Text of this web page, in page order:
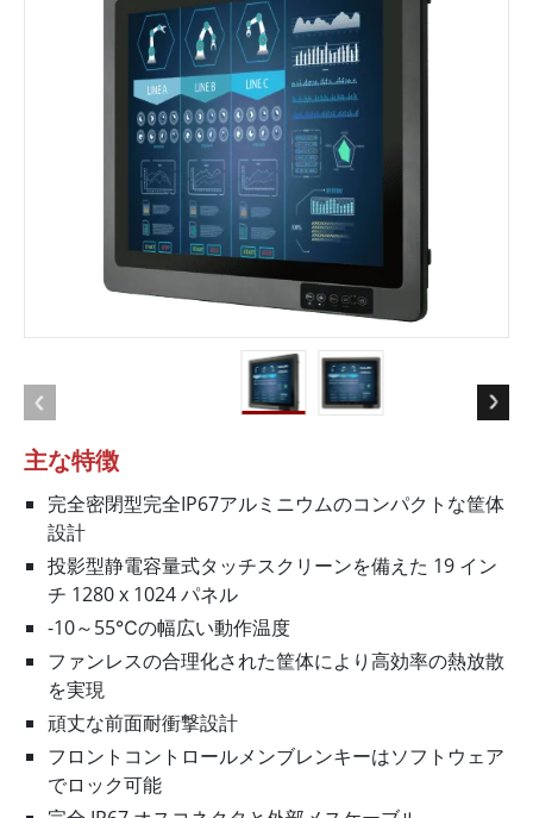
主な特徴
完全密閉型完全IP67アルミニウムのコンパクトな筐体
設計
投影型静電容量式タッチスクリーンを備えた 19 イン
チ 1280 x 1024 パネル
-10～55℃の幅広い動作温度
ファンレスの合理化された筐体により高効率の熱放散
を実現
頑丈な前面耐衝撃設計
フロントコントロールメンブレンキーはソフトウェア
でロック可能